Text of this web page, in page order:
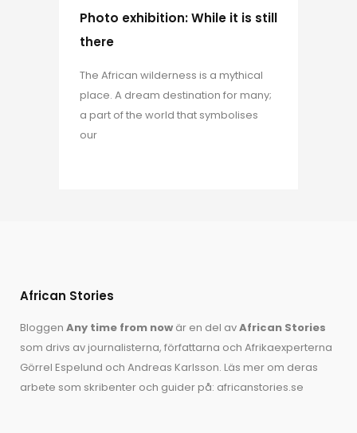
Photo exhibition: While it is still
there
The African wilderness is a mythical
place. A dream destination for many;
a part of the world that symbolises
our
African Stories
Bloggen Any time from now är en del avAfrican Stories
som drivs av journalisterna, författarna och Afrikaexperterna
Görrel Espelund och Andreas Karlsson. Läs mer om deras
arbete som skribenter och guider på: africanstories.se